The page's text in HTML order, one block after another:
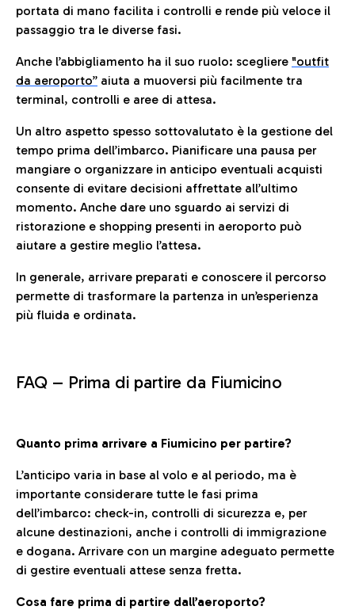
portata di mano facilita i controlli e rende più veloce il
passaggio tra le diverse fasi.
Anche l’abbigliamento ha il suo ruolo: scegliere "outfit
da aeroporto” aiuta a muoversi più facilmente tra
terminal, controlli e aree di attesa.
Un altro aspetto spesso sottovalutato è la gestione del
tempo prima dell’imbarco. Pianificare una pausa per
mangiare o organizzare in anticipo eventuali acquisti
consente di evitare decisioni affrettate all’ultimo
momento. Anche dare uno sguardo ai servizi di
ristorazione e shopping presenti in aeroporto può
aiutare a gestire meglio l’attesa.
In generale, arrivare preparati e conoscere il percorso
permette di trasformare la partenza in un’esperienza
più fluida e ordinata.
FAQ – Prima di partire da Fiumicino
Quanto prima arrivare a Fiumicino per partire?
L’anticipo varia in base al volo e al periodo, ma è
importante considerare tutte le fasi prima
dell’imbarco: check-in, controlli di sicurezza e, per
alcune destinazioni, anche i controlli di immigrazione
e dogana. Arrivare con un margine adeguato permette
di gestire eventuali attese senza fretta.
Cosa fare prima di partire dall’aeroporto?